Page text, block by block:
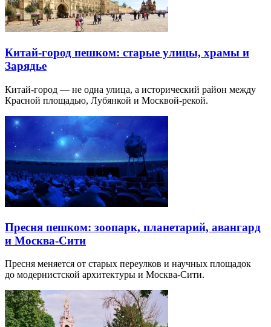
Китай-город пешком: старые улицы, храмы и
Зарядье
Китай-город — не одна улица, а исторический район между
Красной площадью, Лубянкой и Москвой-рекой.
Пресня пешком: зоопарк, планетарий, авангард
и Москва-Сити
Пресня меняется от старых переулков и научных площадок
до модернистской архитектуры и Москва-Сити.